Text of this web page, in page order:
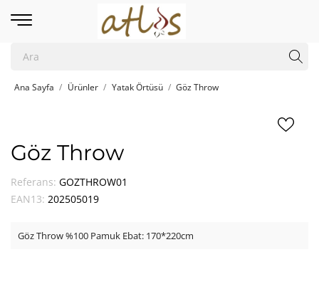
Ana Sayfa Ürünler Yatak Örtüsü Göz Throw
Göz Throw
Referans: GOZTHROW01
EAN13: 202505019
Göz Throw %100 Pamuk Ebat: 170*220cm